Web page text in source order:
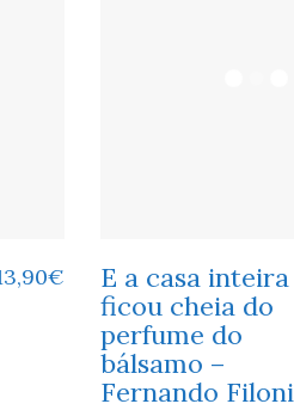
€
E a casa inteira
ficou cheia do
perfume do
bálsamo –
Fernando Filoni